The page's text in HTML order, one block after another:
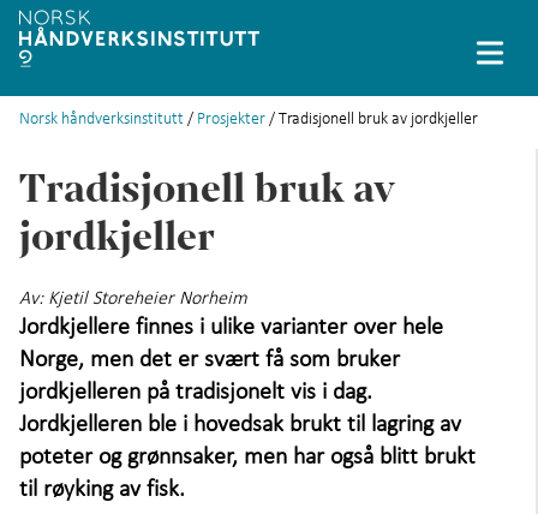
English
Prosjekter +
Databaser
Stipendiater
Små håndverksfag
+
Immateriell kulturarv
Løfte håndverket
+
Norsk håndverksinstitutt / Prosjekter / Tradisjonell bruk av jordkjeller
Tradisjonell bruk av
jordkjeller
Av: Kjetil Storeheier Norheim
Jordkjellere finnes i ulike varianter over hele
Norge, men det er svært få som bruker
jordkjelleren på tradisjonelt vis i dag.
Jordkjelleren ble i hovedsak brukt til lagring av
poteter og grønnsaker, men har også blitt brukt
til røyking av fisk.